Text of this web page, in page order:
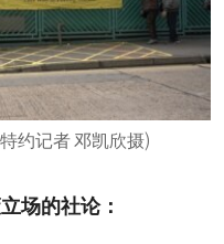
约记者 邓凯欣摄)
场的社论：